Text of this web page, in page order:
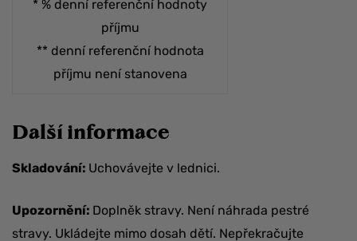
* % denní referenční hodnoty
příjmu
** denní referenční hodnota
příjmu není stanovena
Další informace
Skladování: Uchovávejte v lednici.
Upozornění: Doplněk stravy. Není náhrada pestré
stravy. Ukládejte mimo dosah dětí. Nepřekračujte